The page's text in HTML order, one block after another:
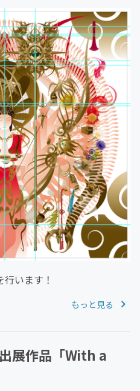
います！
もっと見る
展作品「With a